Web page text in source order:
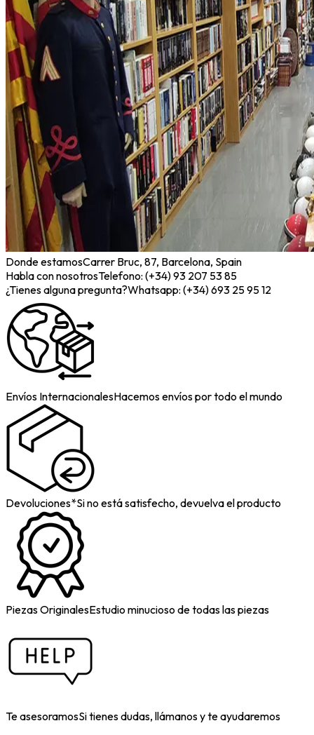
Donde estamosCarrer Bruc, 87, Barcelona, Spain
Habla con nosotrosTelefono: (+34) 93 207 53 85
¿Tienes alguna pregunta?Whatsapp: (+34) 693 25 95 12
Envíos InternacionalesHacemos envíos por todo el mundo
Devoluciones*Si no está satisfecho, devuelva el producto
Piezas OriginalesEstudio minucioso de todas las piezas
Te asesoramosSi tienes dudas, llámanos y te ayudaremos